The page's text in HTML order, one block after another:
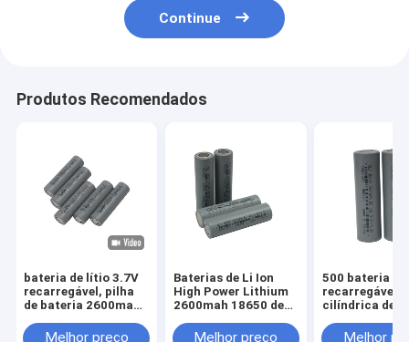
Continue
Produtos Recomendados
bateria de lítio 3.7V
recarregável, pilha
de bateria 2600mah
Melhor preço
Baterias de Li Ion
High Power Lithium
2600mah 18650 de
armazenamento de
Melhor preço
500 bateria
recarregável
cilíndrica de
2600mAh das
Melhor